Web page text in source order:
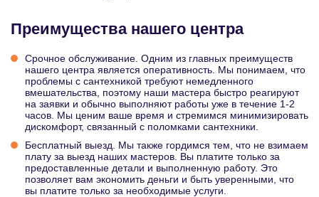
Преимущества нашего центра
Срочное обслуживание. Одним из главных преимуществ
нашего центра является оперативность. Мы понимаем, что
проблемы с сантехникой требуют немедленного
вмешательства, поэтому наши мастера быстро реагируют
на заявки и обычно выполняют работы уже в течение 1-2
часов. Мы ценим ваше время и стремимся минимизировать
дискомфорт, связанный с поломками сантехники.
Бесплатный выезд. Мы также гордимся тем, что не взимаем
плату за выезд наших мастеров. Вы платите только за
предоставленные детали и выполненную работу. Это
позволяет вам экономить деньги и быть уверенными, что
вы платите только за необходимые услуги.